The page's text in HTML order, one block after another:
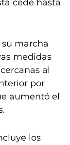
cede hasta
marcha
medidas
al
por
aumentó el
los